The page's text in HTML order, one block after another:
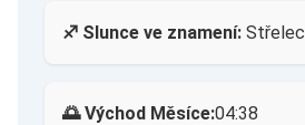
♐ Slunce ve znamení: Střelec
🌅 Východ Měsíce:04:38